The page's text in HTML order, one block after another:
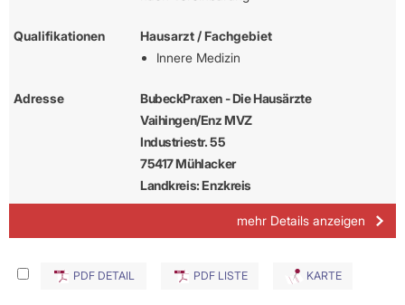
Qualifikationen
Hausarzt / Fachgebiet
Innere Medizin
Adresse
BubeckPraxen - Die Hausärzte
Vaihingen/Enz MVZ
Industriestr. 55
75417 Mühlacker
Landkreis: Enzkreis
mehr Details anzeigen
PDF DETAIL PDF LISTE KARTE